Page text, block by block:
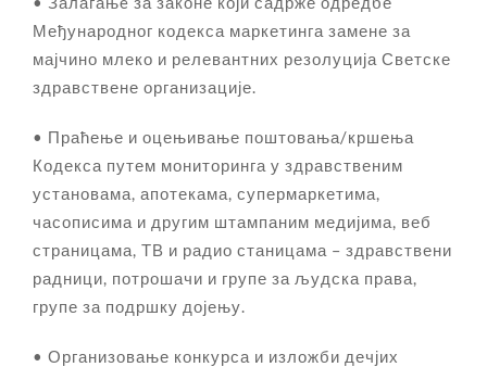
Међународног кодекса маркетинга замене за
мајчино млеко и релевантних резолуција Светске
здравствене организације.
• Праћење и оцењивање поштовања/кршења
Кодекса путем мониторинга у здравственим
установама, апотекама, супермаркетима,
часописима и другим штампаним медијима, веб
страницама, ТВ и радио станицама – здравствени
радници, потрошачи и групе за људска права,
групе за подршку дојењу.
• Организовање конкурса и изложби дечјих